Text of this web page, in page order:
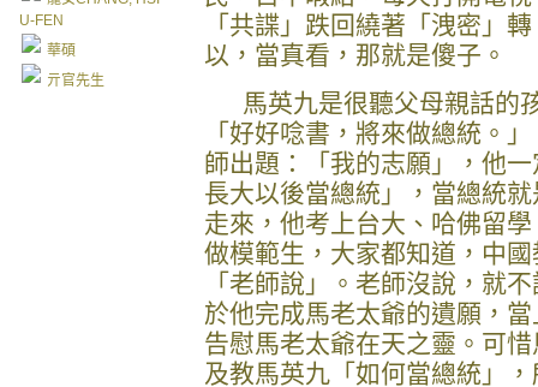
U-FEN
華碩
亓官先生
「共諜」跌回繞著「洩密」
以，當真看，那就是傻子。
馬英九是很聽父母親話的
「好好唸書，將來做總統。
師出題：「我的志願」，他
長大以後當總統」，當總統
走來，他考上台大、哈佛留
做模範生，大家都知道，中
「老師說」。老師沒說，就
於他完成馬老太爺的遺願，
告慰馬老太爺在天之靈。可
及教馬英九「如何當總統」